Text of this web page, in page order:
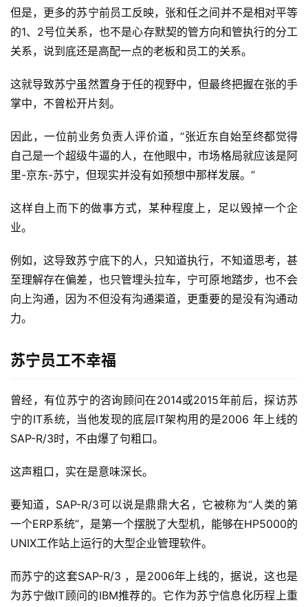
但是，更多的苏宁前员工反映，张和任之间并不是相对平等
的1、2号位关系，也不是心存默契的管方向和管执行的分工
关系，说到底还是高配一点的老板和员工的关系。
这就导致苏宁虽然置身于任的视野中，但最终把握在张的手
掌中，不曾松开片刻。
因此，一位前业务负责人评价道，“张近东自始至终都觉得
自己是一个超级牛逼的人，在他眼中，市场格局就应该是阿
里-京东-苏宁，但现实并没有如预想中那样发展。”
这样自上而下的做事方式，某种程度上，足以毁掉一个企
业。
例如，这导致苏宁底下的人，只知道执行，不知道思考，甚
至理解存在偏差，也只管埋头拉车，宁可原地踏步，也不会
向上沟通，因为不但没有沟通渠道，更重要的是没有沟通动
力。
苏宁员工不幸福
曾经，有位苏宁的咨询顾问在2014或2015年前后，探访苏
宁的IT系统，当他发现的底层IT架构用的是2006 年上线的
SAP-R/3时，不由爆了句粗口。
这声粗口，实在是意味深长。
要知道，SAP-R/3可以说是鼎鼎大名，它被称为“人类的第
一个ERP系统”，是第一个摆脱了大型机，能够在HP5000的
UNIX工作站上运行的大型企业管理软件。
而苏宁的这套SAP-R/3 ，是2006年上线的，据说，这也是
为苏宁做IT顾问的IBM推荐的。它作为苏宁信息化历程上重